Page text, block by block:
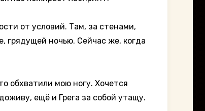
от условий. Там, за стенами,
грядущей ночью. Сейчас же, когда
обхватили мою ногу. Хочется
ещё и Грега за собой утащу.